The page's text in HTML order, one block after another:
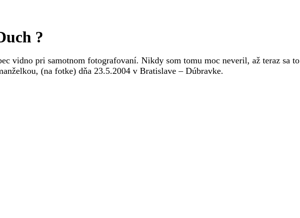
?
vidno pri samotnom fotografovaní. Nikdy som tomu moc neveril, až teraz sa to
(na fotke) dňa 23.5.2004 v Bratislave – Dúbravke.